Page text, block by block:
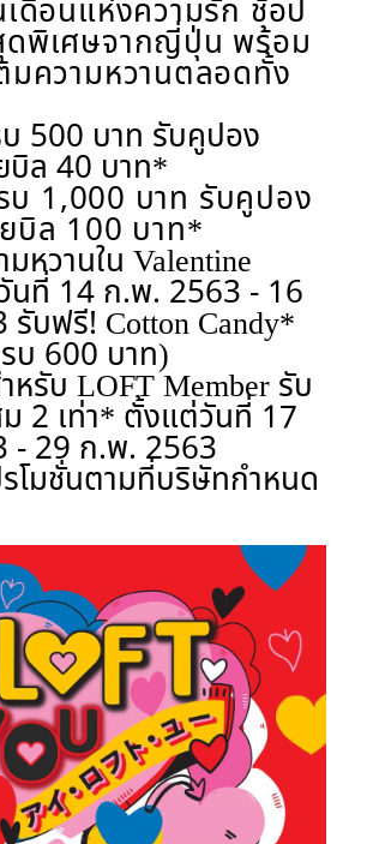
เดือนแห่งความรัก ช้อป
พิเศษจากญี่ปุ่น พร้อม
มความหวานตลอดทั้ง
500 บาท รับคูปอง
บิล 40 บาท*
1,000 บาท รับคูปอง
บิล 100 บาท*
หวานใน Valentine
นที่ 14 ก.พ. 2563 - 16
บฟรี! Cotton Candy*
บ 600 บาท)
รับ LOFT Member รับ
2 เท่า* ตั้งแต่วันที่ 17
- 29 ก.พ. 2563
รโมชั่นตามที่บริษัทกำหนด